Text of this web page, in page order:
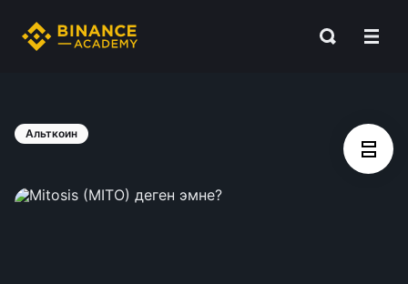
Альткоин